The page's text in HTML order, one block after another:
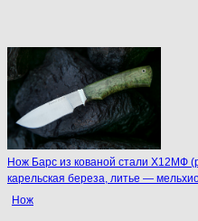
Нож Барс из кованой стали Х12МФ
карельская береза, литье —
Нож